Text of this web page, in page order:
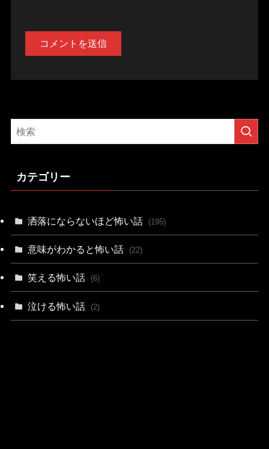
カテゴリー
洒落にならないほど怖い話 (195)
意味がわかると怖い話 (22)
笑える怖い話 (6)
泣ける怖い話 (2)